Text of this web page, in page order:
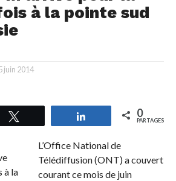
à la pointe sud
juin 2014
Partagez 0
PARTAGES
L’Office National de
Télédiffusion (ONT) a couvert
courant ce mois de juin